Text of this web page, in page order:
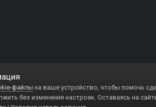
файлы на ваше устройство, чтобы помочь
без изменения настроек. Оставаясь на